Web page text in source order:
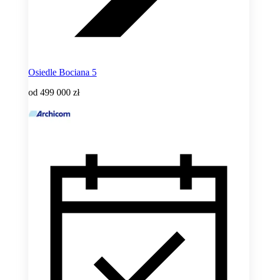
Osiedle Bociana 5
od 499 000 zł